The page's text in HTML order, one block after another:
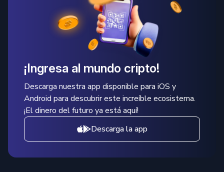
¡Ingresa al mundo cripto!
Descarga nuestra app disponible para iOS y
Android para descubrir este increíble ecosistema.
¡El dinero del futuro ya está aquí!
Descarga la app